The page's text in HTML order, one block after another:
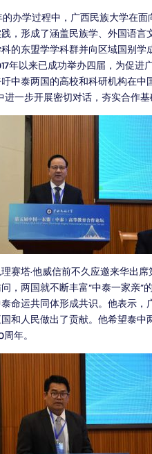
办学过程中，广西民族大学在
，形成了涵盖民族学、外国语言
的东盟学学科群并向区域国别学
年以来已成功举办四届，为促进
中泰两国的高校和科研机构在中
一步开展密切对话，夯实合作基
赛塔·他威信前不久应邀来华出席
，两国就不断丰富“中泰一家亲”
命运共同体形成共识。他表示，
和人民做出了贡献。他希望泰中
年。